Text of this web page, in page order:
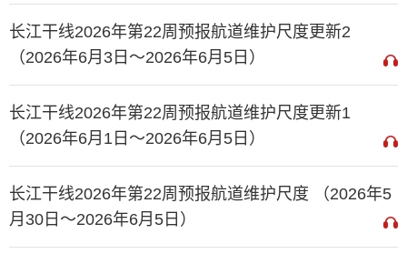
长江干线2026年第22周预报航道维护尺度更新2
（2026年6月3日～2026年6月5日）
长江干线2026年第22周预报航道维护尺度更新1
（2026年6月1日～2026年6月5日）
长江干线2026年第22周预报航道维护尺度 （2026年5
月30日～2026年6月5日）